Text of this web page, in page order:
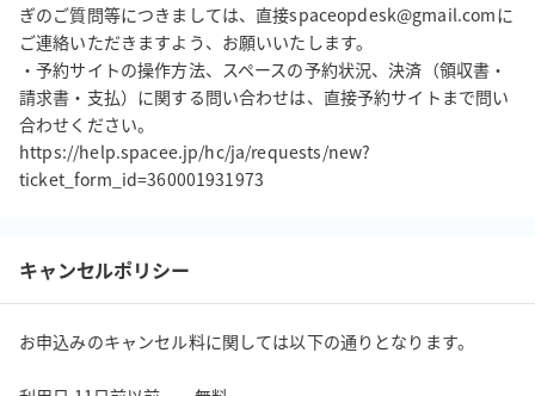
ぎのご質問等につきましては、直接spaceopdesk@gmail.comに
ご連絡いただきますよう、お願いいたします。
・予約サイトの操作方法、スペースの予約状況、決済（領収書・
請求書・支払）に関する問い合わせは、直接予約サイトまで問い
合わせください。
https://help.spacee.jp/hc/ja/requests/new?
キャンセルポリシー
お申込みのキャンセル料に関しては以下の通りとなります。